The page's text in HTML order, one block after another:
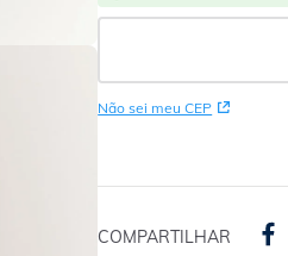
Não sei meu CEP
COMPARTILHAR